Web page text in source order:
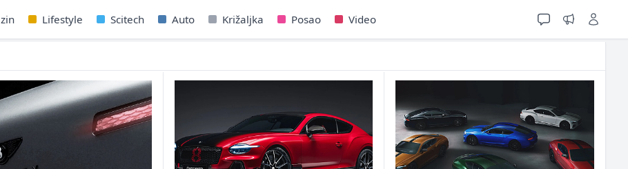
Lifestyle Scitech Auto Križaljka Posao Video